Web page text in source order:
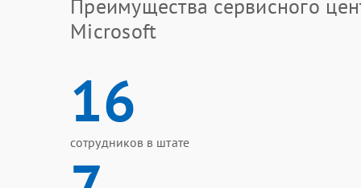
Преимущества сервисного
Microsoft
16
сотрудников в штате